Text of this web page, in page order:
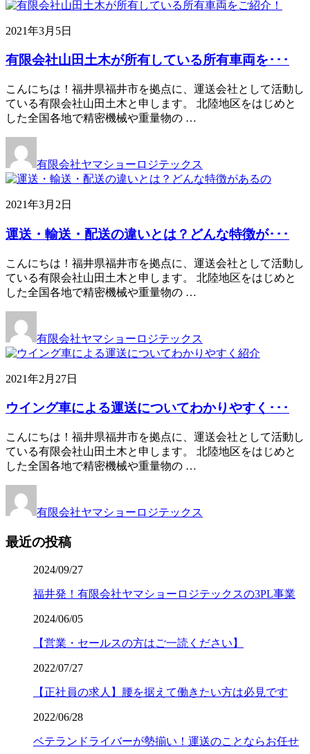
2021年3月5日
有限会社山田土木が所有している所有車両を･･･
こんにちは！福井県福井市を拠点に、運送会社として活動し
ている有限会社山田土木と申します。 北陸地区をはじめと
した全国各地で精密機械や重量物の …
有限会社ヤマショーロジテックス
2021年3月2日
運送・輸送・配送の違いとは？どんな特徴が･･･
こんにちは！福井県福井市を拠点に、運送会社として活動し
ている有限会社山田土木と申します。 北陸地区をはじめと
した全国各地で精密機械や重量物の …
有限会社ヤマショーロジテックス
2021年2月27日
ウイング車による運送についてわかりやすく･･･
こんにちは！福井県福井市を拠点に、運送会社として活動し
ている有限会社山田土木と申します。 北陸地区をはじめと
した全国各地で精密機械や重量物の …
有限会社ヤマショーロジテックス
最近の投稿
2024/09/27
福井発！有限会社ヤマショーロジテックスの3PL事業
2024/06/05
【営業・セールスの方はご一読ください】
2022/07/27
【正社員の求人】腰を据えて働きたい方は必見です
2022/06/28
ベテランドライバーが勢揃い！運送のことならお任せ